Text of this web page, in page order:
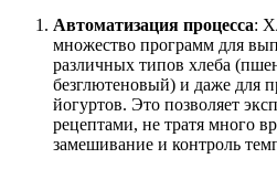
Автоматизация процесса:
множество программ для
различных типов хлеба
безглютеновый) и даже для
йогуртов. Это позволяет
рецептами, не тратя много
замешивание и контроль